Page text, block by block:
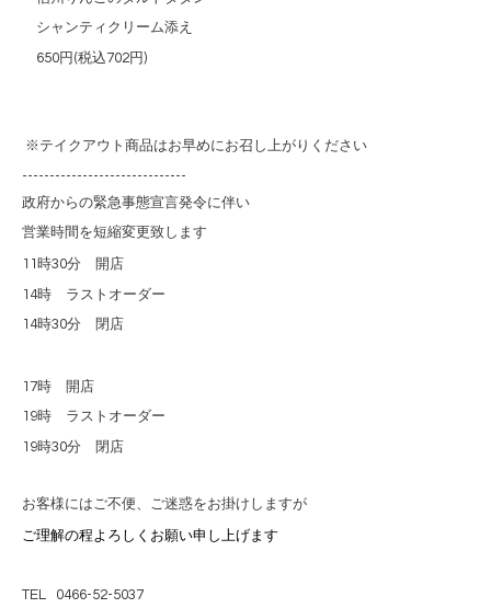
シャンティクリーム添え
650円(税込702円)
※テイクアウト商品はお早めにお召し上がりください
------------------------------
政府からの緊急事態宣言発令に伴い
営業時間を短縮変更致します
11 時30分 開店
14時 ラストオーダー
14時30分 閉店
17時 開店
19時 ラストオーダー
19時30分 閉店
お客様にはご不便、ご迷惑をお掛けしますが
ご理解の程よろしくお願い申し上げます
TEL 0466-52-5037